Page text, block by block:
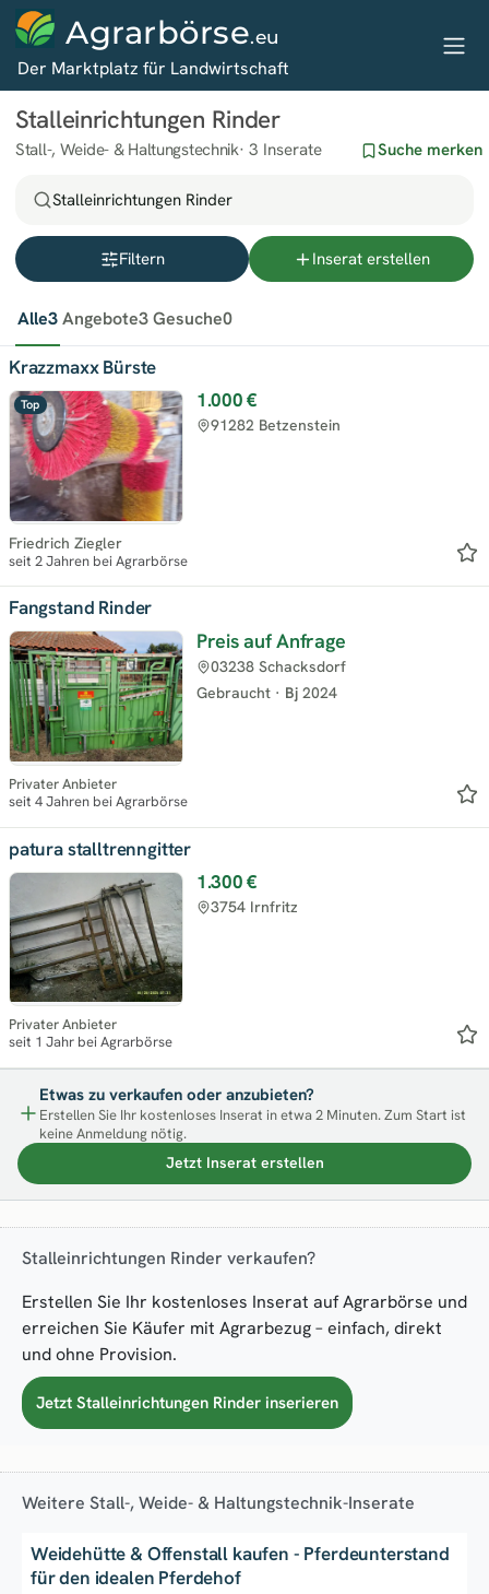
Agrarbörse.eu
Der Marktplatz für Landwirtschaft
Stalleinrichtungen Rinder
Stall-, Weide- & Haltungstechnik 3 Inserate Suche merken
Stalleinrichtungen Rinder
Filtern Inserat erstellen
Alle3Angebote3Gesuche0
Top
Krazzmaxx Bürste
1.000 €
91282 Betzenstein
Friedrich Ziegler
seit 2 Jahren bei Agrarbörse
Fangstand Rinder
Preis auf Anfrage
Gebraucht · Bj 2024
03238 Schacksdorf
Privater Anbieter
seit 4 Jahren bei Agrarbörse
patura stalltrenngitter
1.300 €
3754 Irnfritz
Privater Anbieter
seit 1 Jahr bei Agrarbörse
Etwas zu verkaufen oder anzubieten?
Erstellen Sie Ihr kostenloses Inserat in etwa 2 Minuten. Zum Start ist
keine Anmeldung nötig.
Jetzt Inserat erstellen
Stalleinrichtungen Rinder verkaufen?
Erstellen Sie Ihr kostenloses Inserat auf Agrarbörse und
erreichen Sie Käufer mit Agrarbezug – einfach, direkt
und ohne Provision.
Jetzt Stalleinrichtungen Rinder inserieren
Weitere Stall-, Weide- & Haltungstechnik-Inserate
Weidehütte & Offenstall kaufen - Pferdeunterstand
für den idealen Pferdehof